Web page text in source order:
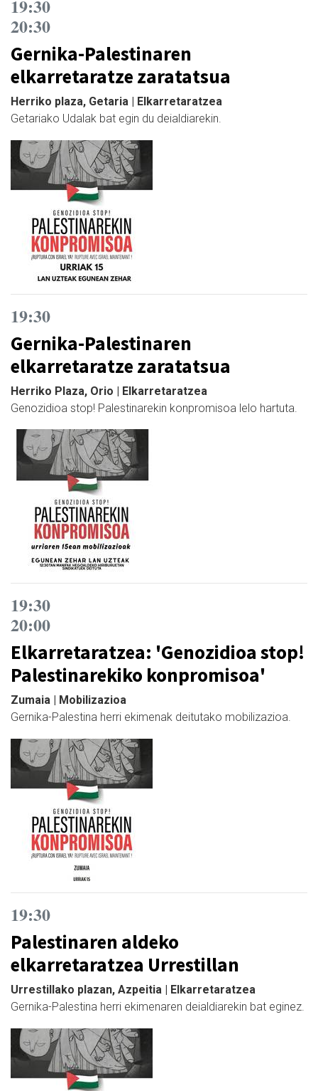
19:30
20:30
Gernika-Palestinaren
elkarretaratze zaratatsua
Herriko plaza, Getaria | Elkarretaratzea
Getariako Udalak bat egin du deialdiarekin.
19:30
Gernika-Palestinaren
elkarretaratze zaratatsua
Herriko Plaza, Orio | Elkarretaratzea
Genozidioa stop! Palestinarekin konpromisoa lelo hartuta.
19:30
20:00
Elkarretaratzea: 'Genozidioa stop!
Palestinarekiko konpromisoa'
Zumaia | Mobilizazioa
Gernika-Palestina herri ekimenak deitutako mobilizazioa.
19:30
Palestinaren aldeko
elkarretaratzea Urrestillan
Urrestillako plazan, Azpeitia | Elkarretaratzea
Gernika-Palestina herri ekimenaren deialdiarekin bat eginez.